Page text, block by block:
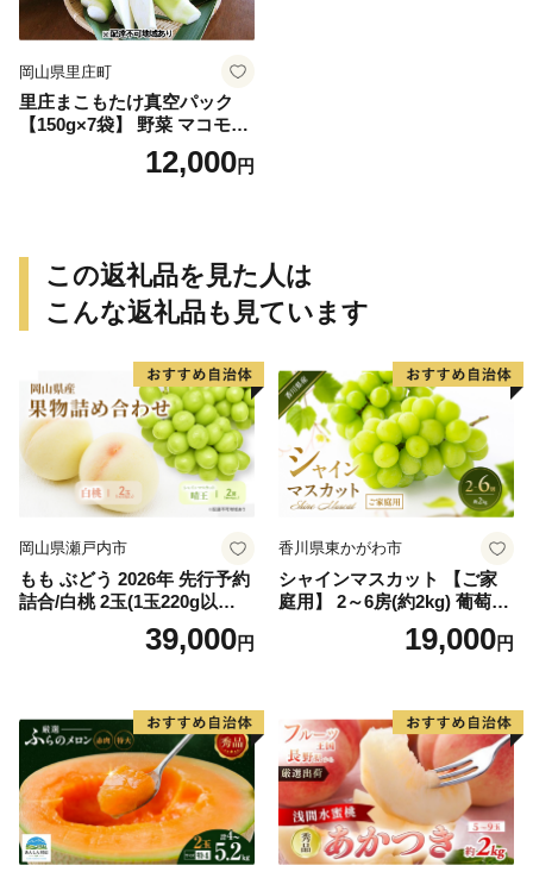
岡山県里庄町
里庄まこもたけ真空パック
【150g×7袋】 野菜 マコモダ
12,000円
この返礼品を見た人は
こんな返礼品も見ています
岡山県瀬戸内市
もも ぶどう 2026年 先行予約
詰合/白桃 2玉(1玉220g以
上)・シャインマスカット 晴
39,000円
香川県東かがわ市
シャインマスカット 【ご家
庭用】 2～6房(約2kg) 葡萄 ぶ
どう ブドウ フルーツ 果物 く
だもの 果実 旬の果物 旬のフ
19,000円